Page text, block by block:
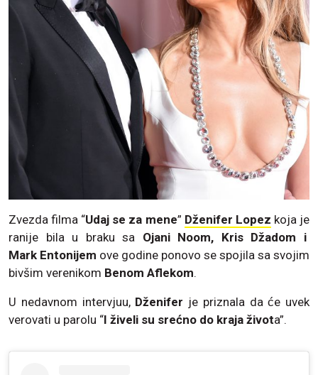
Zvezda filma “Udaj se za mene” Dženifer Lopez koja je
ranije bila u braku sa Ojani Noom, Kris Džadom i
Mark Entonijem ove godine ponovo se spojila sa svojim
bivšim verenikom Benom Aflekom.
U nedavnom intervjuu, Dženifer je priznala da će uvek
verovati u parolu “I živeli su srećno do kraja života”.